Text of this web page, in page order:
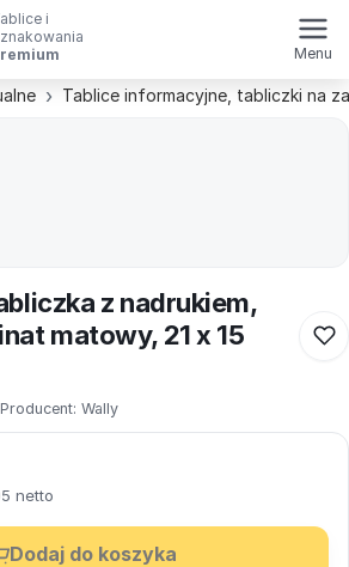
i
Menu
Tablice informacyjne, tabliczki na
z nadrukiem,
matowy, 21 x 15
Producent: Wally
netto
Dodaj do koszyka